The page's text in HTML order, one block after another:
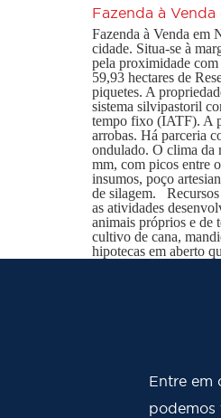
Fazenda à
Fazenda à Venda em
cidade. Situa-se à
pela proximidade
59,93 hectares de
piquetes. A
sistema silvipastoril
tempo fixo (IATF). A
arrobas. Há parceria
ondulado. O clima da
mm, com picos entre
insumos, poço
de silagem. Recursos
as atividades
animais próprios e de
cultivo de cana,
hipotecas em aberto
Entre em
podemos